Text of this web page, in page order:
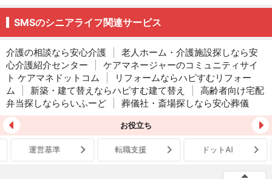
SMSのシニアライフ関連サービス
介護の相談なら安心介護
老人ホーム・介護施設探しなら安
心介護紹介センター
ケアマネージャーのコミュニティサイ
ト ケアマネドットコム
リフォームならハピすむリフォー
ム
新築・建て替えならハピすむ建て替え
高齢者向け宅配
弁当探しなららいふーど
葬儀社・斎場探しなら安心葬儀
お役立ち
運営基準 転職支援 ドットAI